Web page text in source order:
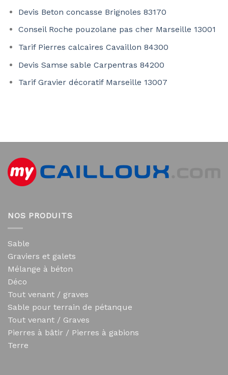
Devis Beton concasse Brignoles 83170
Conseil Roche pouzolane pas cher Marseille 13001
Tarif Pierres calcaires Cavaillon 84300
Devis Samse sable Carpentras 84200
Tarif Gravier décoratif Marseille 13007
NOS PRODUITS
Sable
Graviers et galets
Mélange à béton
Déco
Tout venant / graves
Sable pour terrain de pétanque
Tout venant / Graves
Pierres à bâtir / Pierres à gabions
Terre